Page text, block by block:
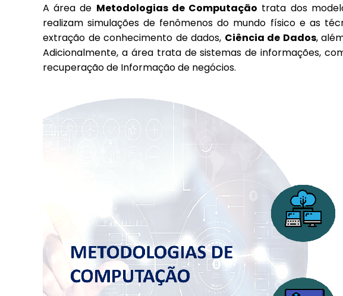
A área de Metodologias de Computação trata dos
realizam simulações de fenômenos do mundo físico e as
extração de conhecimento de dados, Ciência de Dados,
Adicionalmente, a área trata de sistemas de informações,
recuperação de Informação de negócios.